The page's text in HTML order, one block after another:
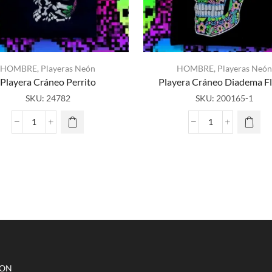
HOMBRE, Playeras Neón
Playera Cráneo Perrito
SKU: 24782
Playera
HOMBRE, Playeras Neón
Playera Cráneo Diadema
SKU: 200165-1
Playera